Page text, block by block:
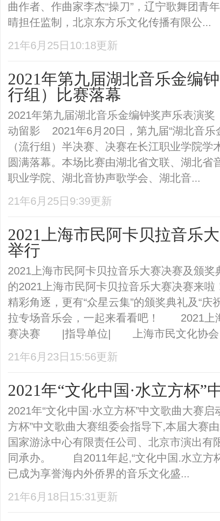
曲作者、作曲家李杰“操刀”，辽宁歌舞团青
晴担任监制，北京东方乐文化传播有限公...
21年6月25日10:18更新
2021年第九届湖北音乐金编
行组）比赛落幕
2021年第九届湖北音乐金编钟奖声乐表演
动留影 2021年6月20日，第九届“湖北音乐
（流行组）半决赛、决赛在长江职业学院学
圆满落幕。本场比赛由湖北省文联、湖北省
职业学院、湖北音协声歌学会、湖北音...
21年6月25日9:39更新
​2021上海市民阿卡贝拉音乐
举行
2021上海市民阿卡贝拉音乐大赛决赛及
的2021上海市民阿卡贝拉音乐大赛决赛来啦
精彩角逐，更有“众星云集”的颁奖典礼及“庆
拉专场音乐会，一起来看看吧！ 2021上
赛决赛 |指导单位| 上海市民文化协
21年6月23日15:56更新
2021年“文化中国·水立方杯”
2021年“文化中国·水立方杯”中文歌曲大
方杯”中文歌曲大赛组委会指导下,本届大赛
国家游泳中心有限责任公司、北京市演出有
同承办。 自2011年起,“文化中国.水立方
已成为享誉海内外侨界的音乐文化盛...
21年6月18日15:31更新